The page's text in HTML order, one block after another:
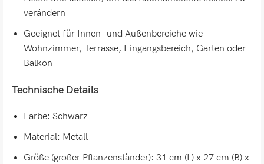
verändern
Geeignet für Innen- und Außenbereiche wie
Wohnzimmer, Terrasse, Eingangsbereich, Garten oder
Balkon
Technische Details
Farbe: Schwarz
Material: Metall
Größe (großer Pflanzenständer): 31 cm (L) x 27 cm (B) x